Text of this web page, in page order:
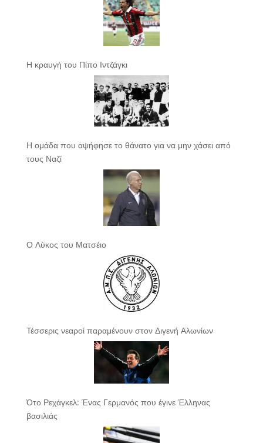
Η κραυγή του Πίπο Ιντζάγκι
Η ομάδα που αψήφησε το θάνατο για να μην χάσει από
τους Ναζί
Ο Λύκος του Ματσέιο
Τέσσερις νεαροί παραμένουν στον Διγενή Αλωνίων
Ότο Ρεχάγκελ: Ένας Γερμανός που έγινε Έλληνας
βασιλιάς